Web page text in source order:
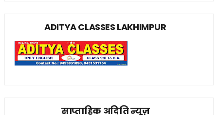
ADITYA CLASSES LAKHIMPUR
साप्ताहिक अदिति न्यूज़